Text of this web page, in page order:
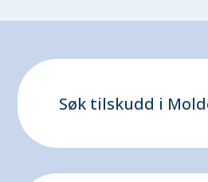
Søk tilskudd i